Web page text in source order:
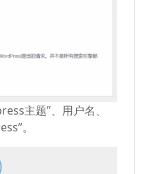
主题”、用户名、
。